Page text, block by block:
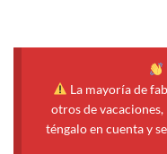
La mayoría de
otros de
téngalo en cuenta y